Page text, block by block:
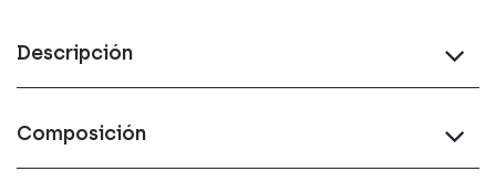
Descripción
Composición